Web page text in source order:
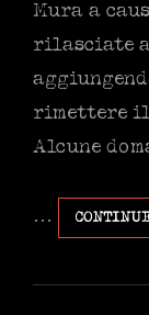
Mura a
rilasciate
rimettere il
Alcune
…